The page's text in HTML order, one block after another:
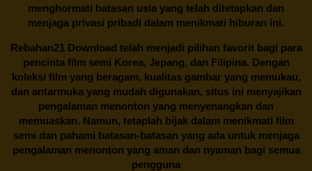
menghormati batasan usia yang telah ditetapkan dan
menjaga privasi pribadi dalam menikmati hiburan ini.
Rebahan21Download telah menjadi pilihan favorit bagi para
pencinta film semi Korea, Jepang, dan Filipina. Dengan
koleksi film yang beragam, kualitas gambar yang memukau,
dan antarmuka yang mudah digunakan, situs ini menyajikan
pengalaman menonton yang menyenangkan dan
memuaskan. Namun, tetaplah bijak dalam menikmati film
semi dan pahami batasan-batasan yang ada untuk menjaga
pengalaman menonton yang aman dan nyaman bagi semua
pengguna